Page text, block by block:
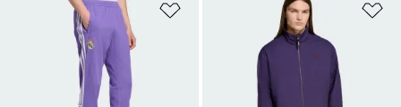
Dodaj do listy życzeń